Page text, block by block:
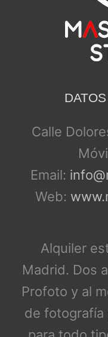
Calle
Email:
Web:
Alquiler
Madrid. Dos
Profoto y al
de fotografía